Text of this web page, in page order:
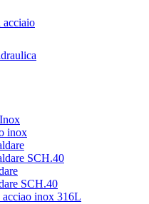
acciaio
inox
SCH.40
SCH.40
acciao inox 316L